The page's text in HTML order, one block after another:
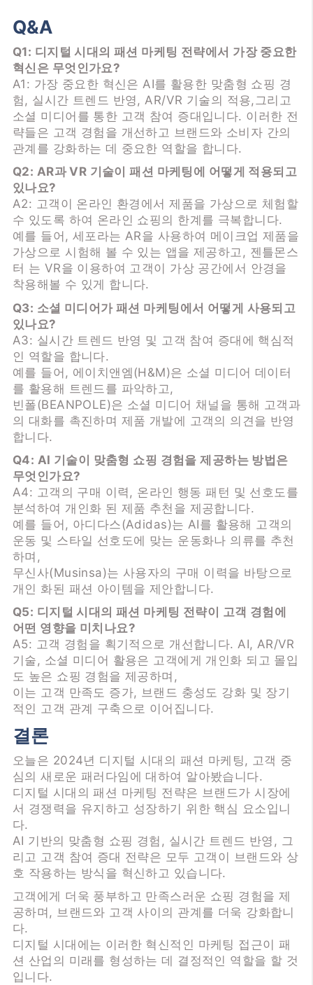
Q&A
Q1: 디지털 시대의 패션 마케팅 전략에서 가장 중요한
혁신은 무엇인가요?
A1: 가장 중요한 혁신은 AI를 활용한 맞춤형 쇼핑 경
험, 실시간 트렌드 반영, AR/VR 기술의 적용,그리고
소셜 미디어를 통한 고객 참여 증대입니다. 이러한 전
략들은 고객 경험을 개선하고 브랜드와 소비자 간의
관계를 강화하는 데 중요한 역할을 합니다.
Q2: AR과 VR 기술이 패션 마케팅에 어떻게 적용되고
있나요?
A2: 고객이 온라인 환경에서 제품을 가상으로 체험할
수 있도록 하여 온라인 쇼핑의 한계를 극복합니다.
예를 들어, 세포라는 AR을 사용하여 메이크업 제품을
가상으로 시험해 볼 수 있는 앱을 제공하고, 젠틀몬스
터 는 VR을 이용하여 고객이 가상 공간에서 안경을
착용해볼 수 있게 합니다.
Q3: 소셜 미디어가 패션 마케팅에서 어떻게 사용되고
있나요?
A3: 실시간 트렌드 반영 및 고객 참여 증대에 핵심적
인 역할을 합니다.
예를 들어, 에이치앤엠(H&M)은 소셜 미디어 데이터
를 활용해 트렌드를 파악하고,
빈폴(BEANPOLE)은 소셜 미디어 채널을 통해 고객과
의 대화를 촉진하며 제품 개발에 고객의 의견을 반영
합니다.
Q4: AI 기술이 맞춤형 쇼핑 경험을 제공하는 방법은
무엇인가요?
A4: 고객의 구매 이력, 온라인 행동 패턴 및 선호도를
분석하여 개인화 된 제품 추천을 제공합니다.
예를 들어, 아디다스(Adidas)는 AI를 활용해 고객의
운동 및 스타일 선호도에 맞는 운동화나 의류를 추천
하며,
무신사(Musinsa)는 사용자의 구매 이력을 바탕으로
개인 화된 패션 아이템을 제안합니다.
Q5: 디지털 시대의 패션 마케팅 전략이 고객 경험에
어떤 영향을 미치나요?
A5: 고객 경험을 획기적으로 개선합니다. AI, AR/VR
기술, 소셜 미디어 활용은 고객에게 개인화 되고 몰입
도 높은 쇼핑 경험을 제공하며,
이는 고객 만족도 증가, 브랜드 충성도 강화 및 장기
적인 고객 관계 구축으로 이어집니다.
결론
오늘은 2024년 디지털 시대의 패션 마케팅, 고객 중
심의 새로운 패러다임에 대하여 알아봤습니다.
디지털 시대의 패션 마케팅 전략은 브랜드가 시장에
서 경쟁력을 유지하고 성장하기 위한 핵심 요소입니
다.
AI 기반의 맞춤형 쇼핑 경험, 실시간 트렌드 반영, 그
리고 고객 참여 증대 전략은 모두 고객이 브랜드와 상
호 작용하는 방식을 혁신하고 있습니다.
고객에게 더욱 풍부하고 만족스러운 쇼핑 경험을 제
공하며, 브랜드와 고객 사이의 관계를 더욱 강화합니
다.
디지털 시대에는 이러한 혁신적인 마케팅 접근이 패
션 산업의 미래를 형성하는 데 결정적인 역할을 할 것
입니다.